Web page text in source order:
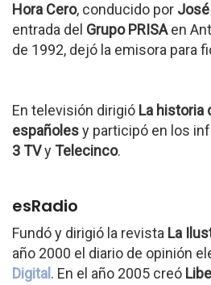
Hora Cero, conducido por
entrada del Grupo PRISAen
de 1992, dejó la emisora para
En televisión dirigió La historia
españolesy participó en los
3 TVy Telecinco.
esRadio
Fundó y dirigió la revista La
año 2000 el diario de opinión
Digital . En el año 2005 creó